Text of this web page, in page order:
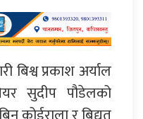
बिश्व प्रकाश अर्याल
सुदीप पौडेलको